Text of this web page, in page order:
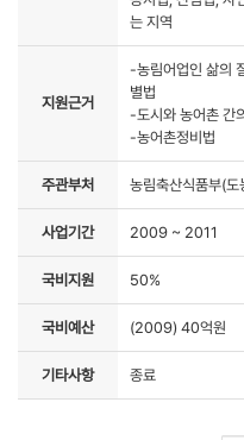
는 지역
지원근거
-농림어업인 삶의
별법
-도시와 농어촌 간
-농어촌정비법
주관부처 농림축산식품부(도
사업기간 2009 ~ 2011
국비지원 50%
국비예산 (2009) 40억원
기타사항 종료